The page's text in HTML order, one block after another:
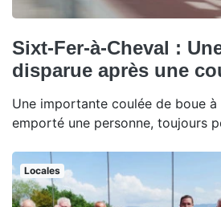
Sixt-Fer-à-Cheval :
disparue après une
Une importante coulée de boue
emporté une personne, toujours
Locales